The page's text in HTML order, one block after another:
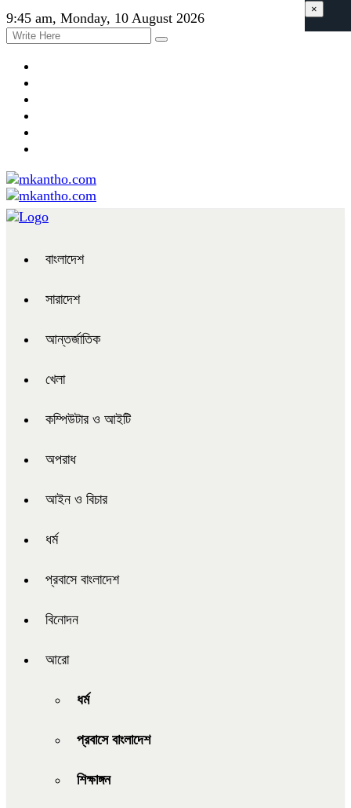
9:45 am, Monday, 10 August 2026
বাংলাদেশ
সারাদেশ
আন্তর্জাতিক
খেলা
কম্পিউটার ও আইটি
অপরাধ
আইন ও বিচার
ধর্ম
প্রবাসে বাংলাদেশ
বিনোদন
আরো
ধর্ম
প্রবাসে বাংলাদেশ
শিক্ষাঙ্গন
×